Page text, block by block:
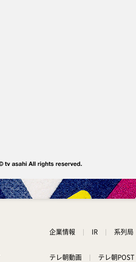
企業情報 IR 系列局
テレ朝動画 テレ朝POST